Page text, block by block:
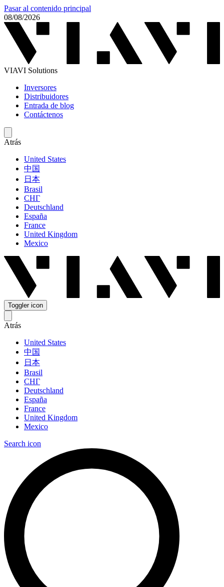
Pasar al contenido principal
08/08/2026
VIAVI Solutions
Inversores
Distribuidores
Entrada de blog
Contáctenos
Atrás
United States
中国
日本
Brasil
СНГ
Deutschland
España
France
United Kingdom
Mexico
Toggler icon
Atrás
United States
中国
日本
Brasil
СНГ
Deutschland
España
France
United Kingdom
Mexico
Search icon